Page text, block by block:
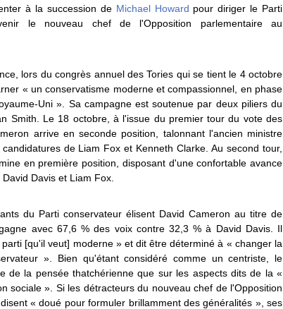
à la succession de Michael Howard pour diriger le Parti
le nouveau chef de l'Opposition parlementaire au
lors du congrès annuel des Tories qui se tient le 4 octobre
« un conservatisme moderne et compassionnel, en phase
Uni ». Sa campagne est soutenue par deux piliers du
Smith. Le 18 octobre, à l'issue du premier tour du vote des
arrive en seconde position, talonnant l'ancien ministre
de Liam Fox et Kenneth Clarke. Au second tour,
en première position, disposant d'une confortable avance
Davis et Liam Fox.
du Parti conservateur élisent David Cameron au titre de
avec 67,6 % des voix contre 32,3 % à David Davis. Il
[qu'il veut] moderne » et dit être déterminé à « changer la
». Bien qu'étant considéré comme un centriste, le
de la pensée thatchérienne que sur les aspects dits de la «
sociale ». Si les détracteurs du nouveau chef de l'Opposition
« doué pour formuler brillamment des généralités », ses